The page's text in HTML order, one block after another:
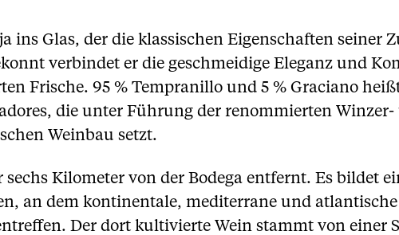
ins Glas, der die klassischen Eigenschaften seiner
verbindet er die geschmeidige Eleganz und
Frische. 95 % Tempranillo und 5 % Graciano
die unter Führung der renommierten
Weinbau setzt.
Kilometer von der Bodega entfernt. Es bildet
an dem kontinentale, mediterrane und atlantische
Der dort kultivierte Wein stammt von einer